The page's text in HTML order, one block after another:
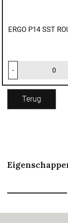
ERGO P14 SST
-
Terug